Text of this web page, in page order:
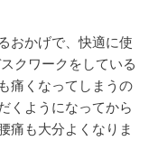
おかげで、快適に使
クワークをしている
痛くなってしまうの
くようになってから
痛も大分よくなりま